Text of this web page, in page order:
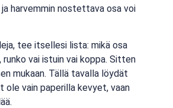
harvemmin nostettava osa voi
tee itsellesi lista: mikä osa
runko vai istuin vai koppa. Sitten
mukaan. Tällä tavalla löydät
ole vain paperilla kevyet, vaan